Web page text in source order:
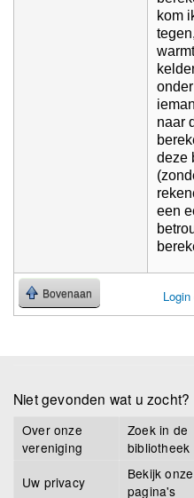
kom
naar
deze
een
Bovenaan Login
Niet gevonden wat u zocht?
Over onze
vereniging
Zoek in de
bibliotheek
Uw privacy
Bekijk
pagina's